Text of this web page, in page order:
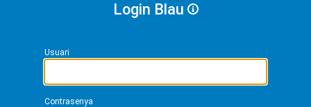
Login Blau
Usuari
Contrasenya